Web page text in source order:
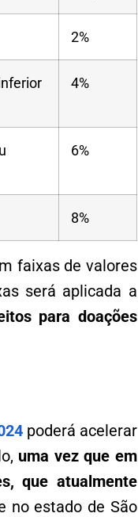
2%
4%
6%
8%
faixas de valores
será aplicada a
para doações
poderá acelerar
uma vez que em
que atualmente
no estado de São